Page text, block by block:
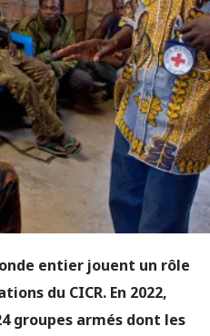
entier jouent un rôle
du CICR. En 2022,
groupes armés dont les